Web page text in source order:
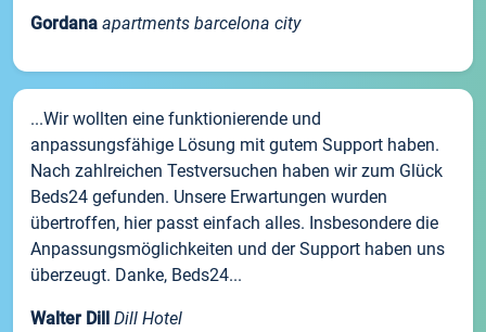
Gordana apartments barcelona city
...Wir wollten eine funktionierende und
anpassungsfähige Lösung mit gutem Support haben.
Nach zahlreichen Testversuchen haben wir zum Glück
Beds24 gefunden. Unsere Erwartungen wurden
übertroffen, hier passt einfach alles. Insbesondere die
Anpassungsmöglichkeiten und der Support haben uns
überzeugt. Danke, Beds24...
Walter Dill Dill Hotel